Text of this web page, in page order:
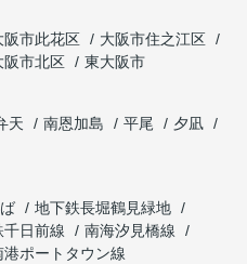
阪市此花区
大阪市住之江区
阪市北区
東大阪市
天 南恩加島 平尾
夕凪
地下鉄長堀鶴見緑地
千日前線
南海汐見橋線
港ポートタウン線